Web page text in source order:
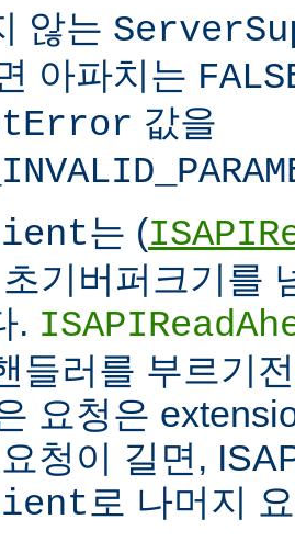
않는
아파치는
값을
는 (
기버퍼크기를
.
들러를 부르기
요청은
청이 길면,
로 나머지